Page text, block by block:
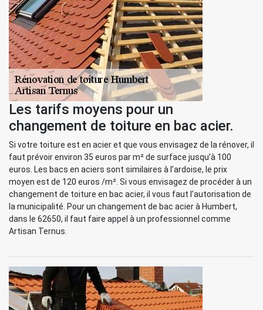
Les tarifs moyens pour un
changement de toiture en bac acier.
Si votre toiture est en acier et que vous envisagez de la rénover, il
faut prévoir environ 35 euros par m² de surface jusqu’à 100
euros. Les bacs en aciers sont similaires à l’ardoise, le prix
moyen est de 120 euros /m². Si vous envisagez de procéder à un
changement de toiture en bac acier, il vous faut l’autorisation de
la municipalité. Pour un changement de bac acier à Humbert,
dans le 62650, il faut faire appel à un professionnel comme
Artisan Ternus.